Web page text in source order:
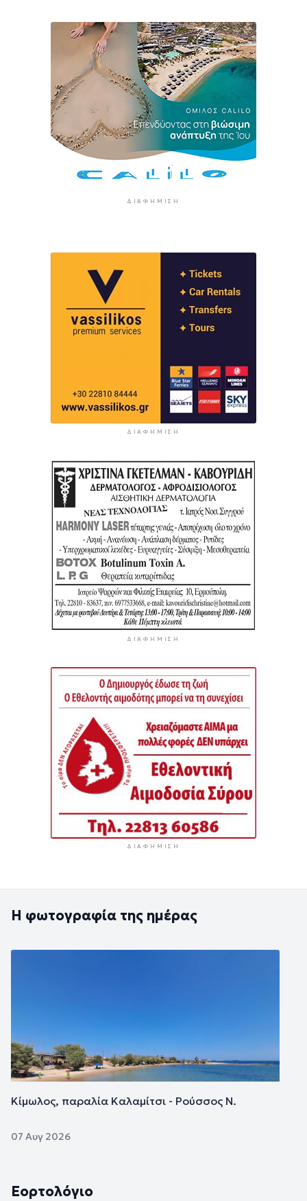
ΔΙΑΦΉΜΙΣΗ
ΔΙΑΦΉΜΙΣΗ
ΔΙΑΦΉΜΙΣΗ
ΔΙΑΦΉΜΙΣΗ
Η φωτογραφία της ημέρας
Κίμωλος, παραλία Καλαμίτσι - Ρούσσος Ν.
07 Αυγ 2026
Εορτολόγιο